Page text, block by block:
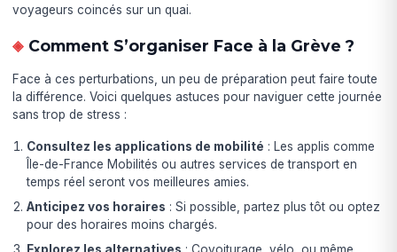
voyageurs coincés sur un quai.
Comment S’organiser Face à la Grève ?
Face à ces perturbations, un peu de préparation peut faire toute
la différence. Voici quelques astuces pour naviguer cette journée
sans trop de stress :
Consultez les applications de mobilité : Les applis comme
Île-de-France Mobilités ou autres services de transport en
temps réel seront vos meilleures amies.
Anticipez vos horaires : Si possible, partez plus tôt ou optez
pour des horaires moins chargés.
Explorez les alternatives : Covoiturage, vélo, ou même